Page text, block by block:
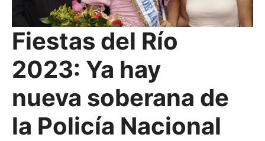
Fiestas del Río
2023: Ya hay
nueva soberana de
la Policía Nacional